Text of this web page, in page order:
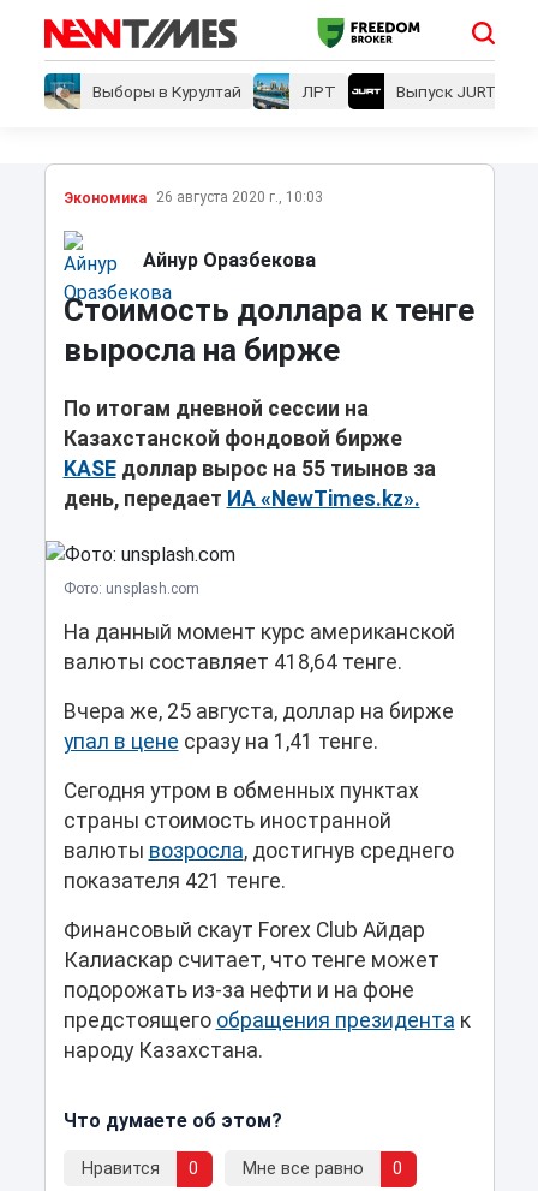
Выборы в Курултай ЛРТ Выпуск JURT
Экономика 26 августа 2020 г., 10:03
Айнур Оразбекова
Стоимость доллара к тенге
выросла на бирже
По итогам дневной сессии на
Казахстанской фондовой бирже
KASEдоллар вырос на 55 тиынов за
день, передает ИА «NewTimes.kz».
Фото: unsplash.com
На данный момент курс американской
валюты составляет 418,64 тенге.
Вчера же, 25 августа, доллар на бирже
упал в цене сразу на 1,41 тенге.
Сегодня утром в обменных пунктах
страны стоимость иностранной
валюты возросла, достигнув среднего
показателя 421 тенге.
Финансовый скаут Forex Club Айдар
Калиаскар считает, что тенге может
подорожать из-за нефти и на фоне
предстоящего обращения президента к
народу Казахстана.
Что думаете об этом?
Нравится 0 Мне все равно 0